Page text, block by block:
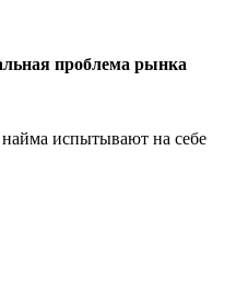
проблема рынка
испытывают на себе